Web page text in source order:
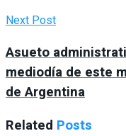
Next Post
Asueto
mediodía de este
de Argentina
Related Posts